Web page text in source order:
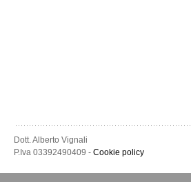
Dott. Alberto Vignali
P.Iva 03392490409 - Cookie policy